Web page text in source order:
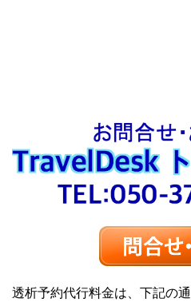
透析予約代行料金は、下記の通